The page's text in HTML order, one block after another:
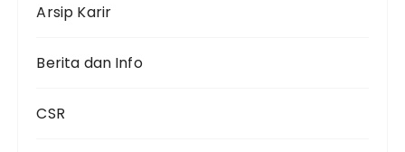
Arsip Karir
Berita dan Info
CSR